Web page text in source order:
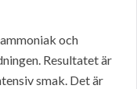
och
Resultatet är
smak. Det är